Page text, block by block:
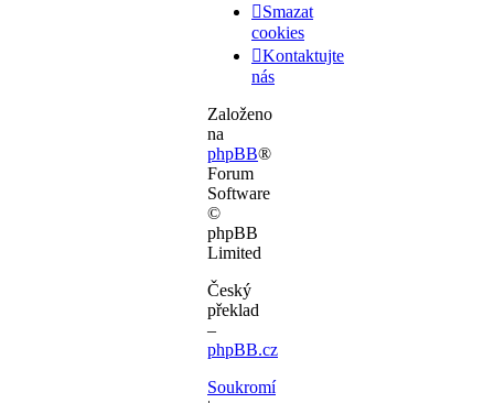
Smazat
cookies
Kontaktujte
nás
Založeno
na
phpBB®
Forum
Software
©
phpBB
Limited
Český
překlad
–
phpBB.cz
Soukromí